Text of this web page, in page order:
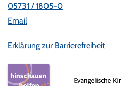
05731 / 1805-0
Email
Erklärung zur Barrierefreiheit